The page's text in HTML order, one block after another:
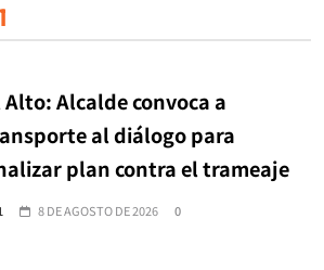
Alto: Alcalde convoca a
al diálogo para
plan contra el trameaje
8 DE AGOSTO DE 2026 0